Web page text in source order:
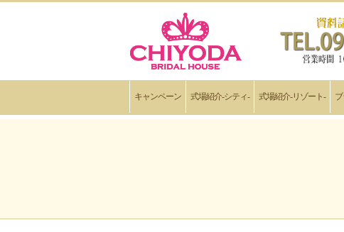
キャンペーン 式場紹介-シティ- 式場紹介-リゾート-